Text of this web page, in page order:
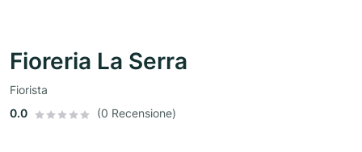
Fioreria La Serra
Fiorista
0.0
(0 Recensione)